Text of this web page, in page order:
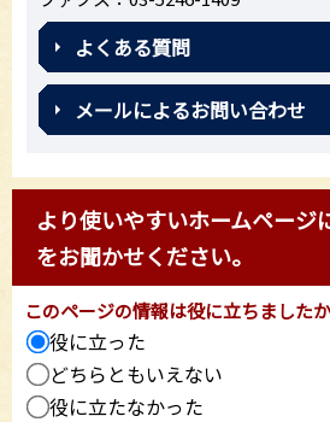
よくある質問
メールによるお問い合わせ
より使いやすいホームページ
をお聞かせください。
このページの情報は役に立ちました
役に立った
どちらともいえない
役に立たなかった